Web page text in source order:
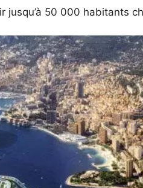
jusqu’à 50 000 habitants